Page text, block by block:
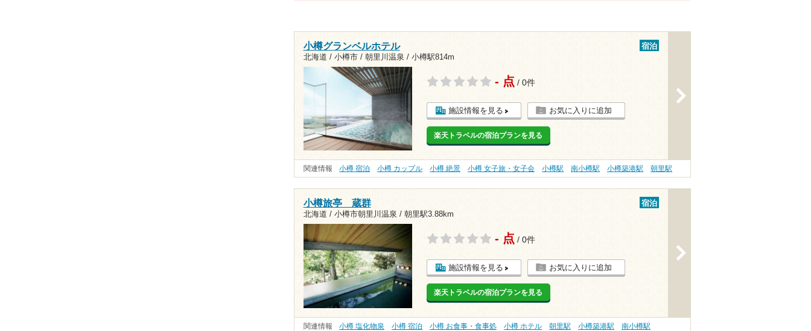
小樽グランベルホテル
北海道 / 小樽市 / 朝里川温泉 / 小樽駅814m
宿泊
- 点 / 0件
施設情報を見る お気に入りに追加
楽天トラベルの宿泊プランを見る
関連情報 小樽 宿泊 小樽 カップル 小樽 絶景 小樽 女子旅・女子会 小樽駅 南小樽駅 小樽築港駅 朝里駅
小樽旅亭 蔵群
北海道 / 小樽市朝里川温泉 / 朝里駅3.88km
宿泊
- 点 / 0件
施設情報を見る お気に入りに追加
楽天トラベルの宿泊プランを見る
関連情報 小樽 塩化物泉 小樽 宿泊 小樽 お食事・食事処 小樽 ホテル 朝里駅 小樽築港駅
南小樽駅